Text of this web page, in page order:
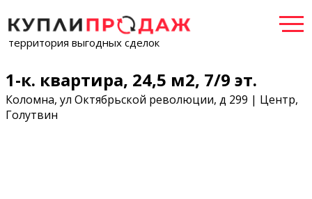
территория выгодных сделок
1-к. квартира, 24,5 м2, 7/9 эт.
Коломна, ул Октябрьской революции, д 299 | Центр,
Голутвин